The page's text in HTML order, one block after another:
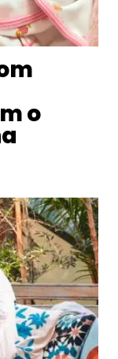
o